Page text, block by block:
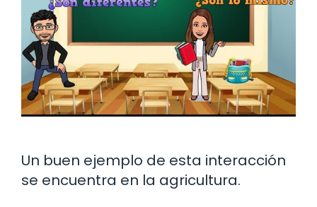
Un buen ejemplo de esta interacción
se encuentra en la agricultura.